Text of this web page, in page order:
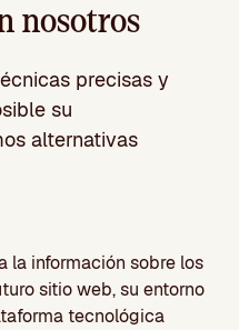
nosotros
precisas y
su
alternativas
la información sobre los
sitio web, su entorno
tecnológica